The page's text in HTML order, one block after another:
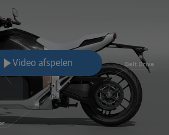
Video afspelen